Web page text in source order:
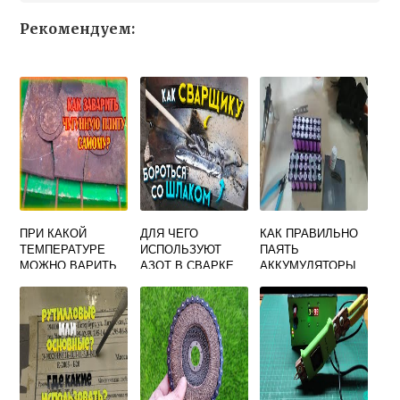
Рекомендуем:
ПРИ КАКОЙ
ТЕМПЕРАТУРЕ
МОЖНО ВАРИТЬ
РЕСАНТА
ДЛЯ ЧЕГО
ИСПОЛЬЗУЮТ
АЗОТ В СВАРКЕ
КАК ПРАВИЛЬНО
ПАЯТЬ
АККУМУЛЯТОРЫ
СВАРКОЙ